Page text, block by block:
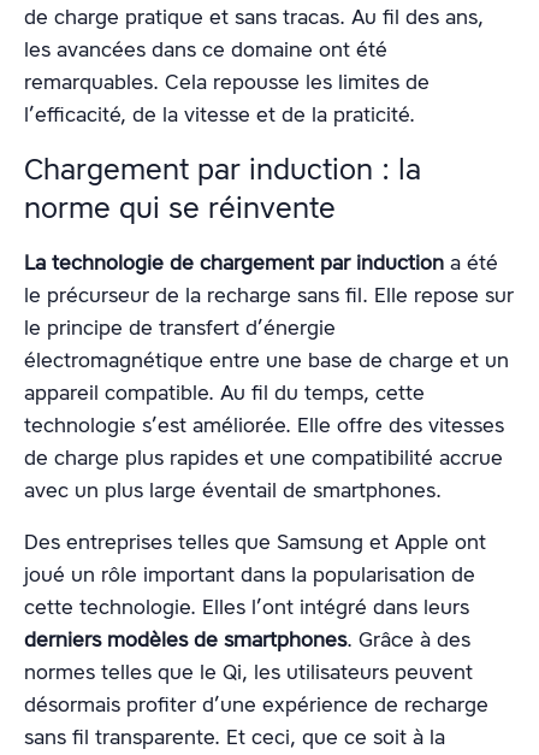
de charge pratique et sans tracas. Au fil des ans,
les avancées dans ce domaine ont été
remarquables. Cela repousse les limites de
l’efficacité, de la vitesse et de la praticité.
Chargement par induction : la
norme qui se réinvente
La technologie de chargement par induction a été
le précurseur de la recharge sans fil. Elle repose sur
le principe de transfert d’énergie
électromagnétique entre une base de charge et un
appareil compatible. Au fil du temps, cette
technologie s’est améliorée. Elle offre des vitesses
de charge plus rapides et une compatibilité accrue
avec un plus large éventail de smartphones.
Des entreprises telles que Samsung et Apple ont
joué un rôle important dans la popularisation de
cette technologie. Elles l’ont intégré dans leurs
derniers modèles de smartphones. Grâce à des
normes telles que le Qi, les utilisateurs peuvent
désormais profiter d’une expérience de recharge
sans fil transparente. Et ceci, que ce soit à la